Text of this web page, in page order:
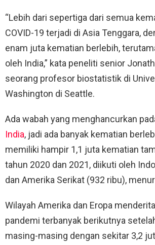
“Lebih dari sepertiga dari semua
COVID-19 terjadi di Asia Tenggara,
enam juta kematian berlebih,
oleh India,” kata peneliti senior
seorang profesor biostatistik di
Washington di Seattle.
Ada wabah yang menghancurkan
India, jadi ada banyak kematian
memiliki hampir 1,1 juta kematian
tahun 2020 dan 2021, diikuti oleh
dan Amerika Serikat (932 ribu),
Wilayah Amerika dan Eropa
pandemi terbanyak berikutnya
masing-masing dengan sekitar 3,2